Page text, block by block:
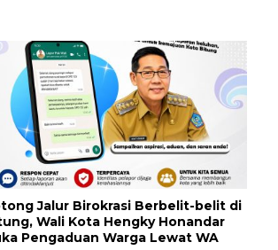
Jalur Birokrasi Berbelit-belit di
Wali Kota Hengky Honandar
Pengaduan Warga Lewat WA